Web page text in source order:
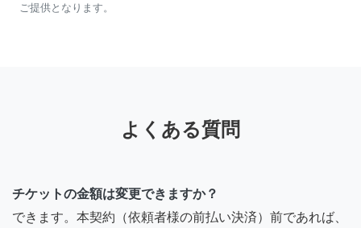
ご提供となります。
よくある質問
チケットの金額は変更できますか？
できます。本契約（依頼者様の前払い決済）前であれば、